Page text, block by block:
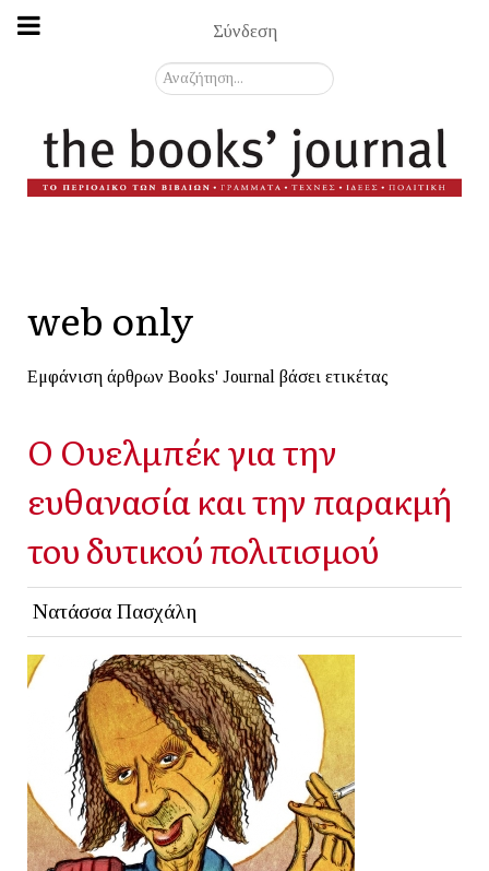
Σύνδεση
Αναζήτηση...
web only
Εμφάνιση άρθρων Books' Journal βάσει ετικέτας
Ο Ουελμπέκ για την
ευθανασία και την παρακμή
του δυτικού πολιτισμού
Νατάσσα Πασχάλη